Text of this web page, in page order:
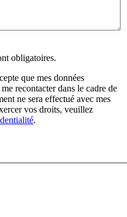
obligatoires.
que mes données
recontacter dans le cadre de
ne sera effectué avec mes
vos droits, veuillez
.